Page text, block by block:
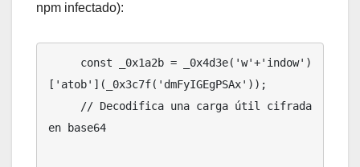
npm infectado):
['atob'](_0x3c7f('dmFyIGEgPSAx'));
en base64